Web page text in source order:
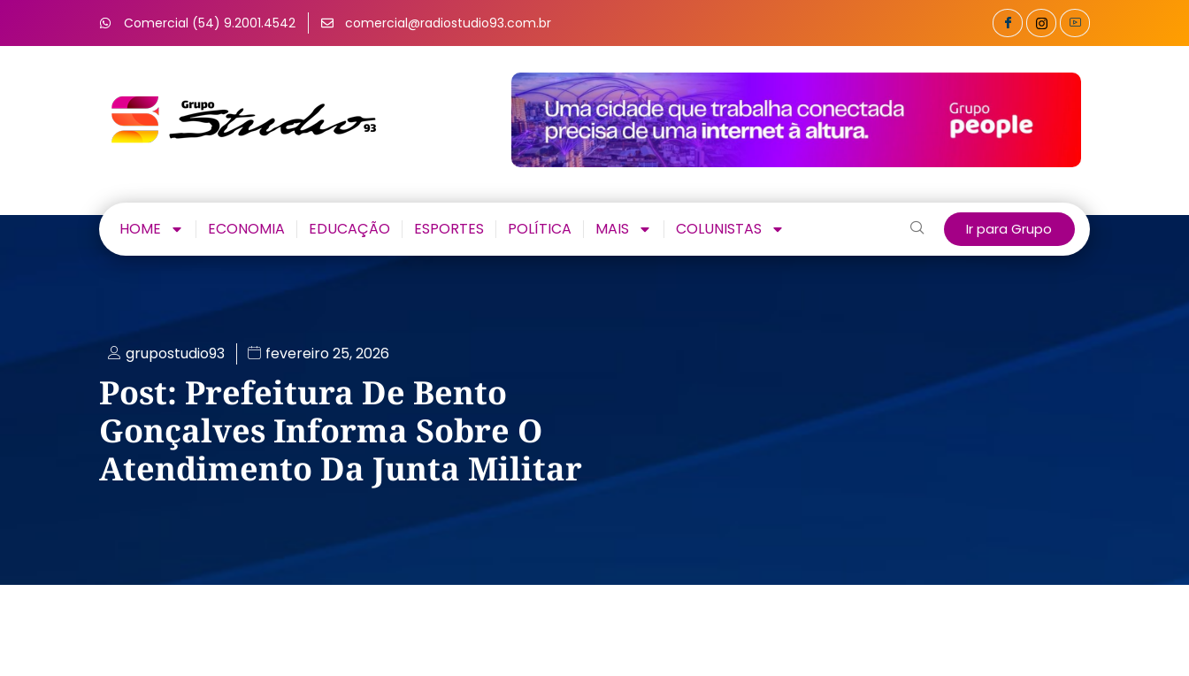
Comercial (54) 9.2001.4542 comercial@radiostudio93.com.br
HOME ECONOMIA EDUCAÇÃO ESPORTES POLÍTICA MAIS COLUNISTAS Ir para Grupo
grupostudio93 fevereiro 25, 2026
Post: Prefeitura De Bento
Gonçalves Informa Sobre O
Atendimento Da Junta Militar